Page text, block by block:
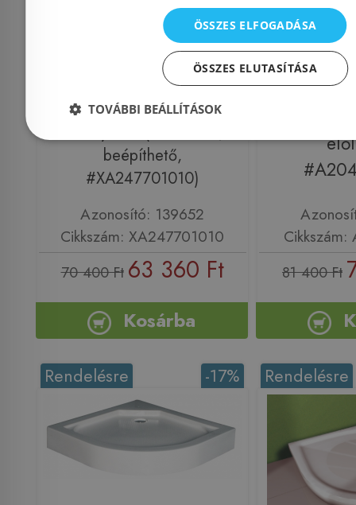
Ravak Galaxy Elipso Pro
Chrome negyedköríves
öntött műmárvány
beépíthető,
#XA247701010)
Azonosító: 139652
Cikkszám: XA247701010
70 400 Ft 63 360 Ft
Kosárba
Ravak
81 400 Ft
-17%
Rendelésre Rendelésre
ÖSSZES ELFOGADÁSA
ÖSSZES ELUTASÍTÁSA
TOVÁBBI BEÁLLÍTÁSOK